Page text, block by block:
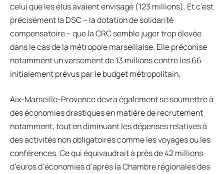
celui que les élus avaient envisagé (123 millions). Et c’est
précisément la DSC – la dotation de solidarité
compensatoire – que la CRC semble juger trop élevée
dans le cas de la métropole marseillaise. Elle préconise
notamment un versement de 13 millions contre les 66
initialement prévus par le budget métropolitain.
Aix-Marseille-Provence devra également se soumettre à
des économies drastiques en matière de recrutement
notamment, tout en diminuant les dépenses relatives à
des activités non obligatoires comme les voyages ou les
conférences. Ce qui équivaudrait à près de 42 millions
d’euros d’économies d’après la Chambre régionales des